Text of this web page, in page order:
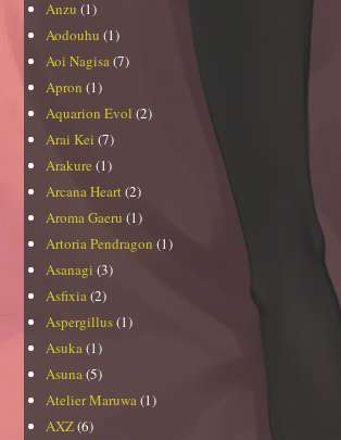
Anzu (1)
Aodouhu (1)
Aoi Nagisa(7)
Apron (1)
Aquarion Evol (2)
Arai Kei (7)
Arakure (1)
Arcana Heart (2)
Aroma Gaeru (1)
Artoria Pendragon (1)
Asanagi (3)
Asfixia(2)
Aspergillus(1)
Asuka(1)
Asuna(5)
Atelier Maruwa(1)
AXZ(6)